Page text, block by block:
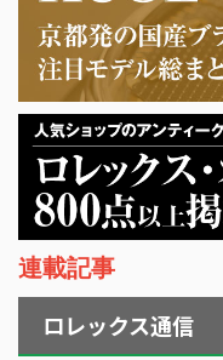
連載記事
ロレックス通信